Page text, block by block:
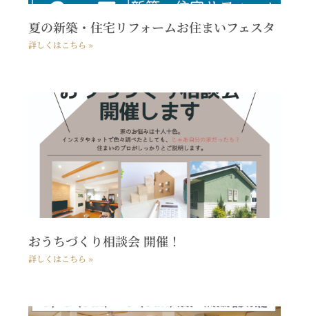
夏の新築・住宅リフォームお住まいフェスタ
詳しくはこちら »
おうちづくり相談会 開催！
詳しくはこちら »